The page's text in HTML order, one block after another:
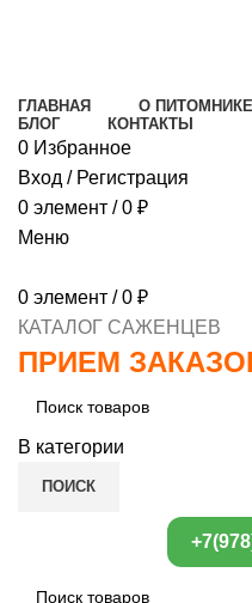
ГЛАВНАЯ О ПИТОМНИКЕ
БЛОГ
КОНТАКТЫ
0 Избранное
Вход / Регистрация
0 элемент / 0 ₽
Меню
0 элемент / 0 ₽
КАТАЛОГ САЖЕНЦЕВ
ПРИЕМ
В категории
ПОИСК